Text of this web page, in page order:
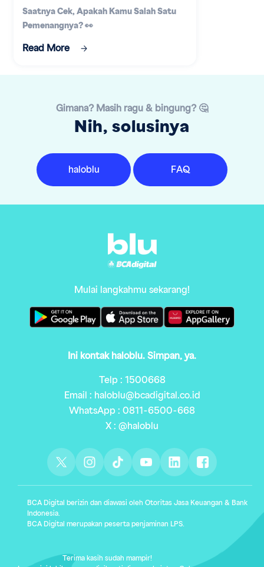
Saatnya Cek, Apakah Kamu Salah Satu
Pemenangnya? 👀
Read More
Gimana? Masih ragu & bingung? 🤔
Nih, solusinya
haloblu FAQ
Mulai langkahmu sekarang!
Ini kontak haloblu. Simpan, ya.
Telp : 1500668
Email : haloblu@bcadigital.co.id
WhatsApp : 0811-6500-668
X : @haloblu
BCA Digital berizin dan diawasi oleh Otoritas Jasa Keuangan & Bank
Indonesia.
BCA Digital merupakan peserta penjaminan LPS.
Terima kasih sudah mampir!